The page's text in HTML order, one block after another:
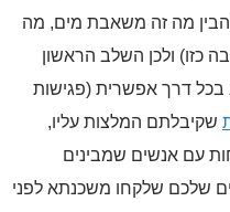
מה זה משאבת מים, מה
ולכן השלב הראשון
דרך אפשרית (פגישות
המלצות עליו,
אנשים שמבינים
שלקחו משכנתא לפני